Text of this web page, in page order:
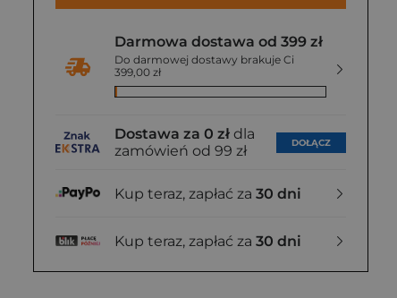
Darmowa dostawa od 399 zł
Do darmowej dostawy brakuje Ci
399,00 zł
Dostawa za 0 zł dla
zamówień od 99 zł
DOŁĄCZ
Kup teraz, zapłać za 30 dni
Kup teraz, zapłać za 30 dni